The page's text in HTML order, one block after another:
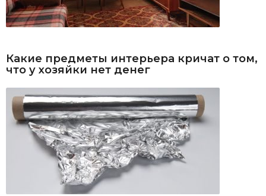
Какие предметы интерьера кричат о том,
что у хозяйки нет денег